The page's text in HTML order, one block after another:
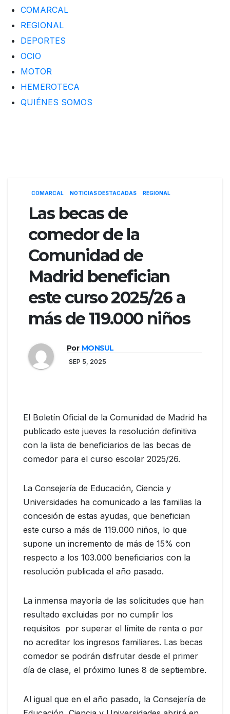
COMARCAL
REGIONAL
DEPORTES
OCIO
MOTOR
HEMEROTECA
QUIÉNES SOMOS
COMARCAL NOTICIAS DESTACADAS REGIONAL
Las becas de
comedor de la
Comunidad de
Madrid benefician
este curso 2025/26 a
más de 119.000 niños
Por MONSUL
SEP 5, 2025
El Boletín Oficial de la Comunidad de Madrid ha
publicado este jueves la resolución definitiva
con la lista de beneficiarios de las becas de
comedor para el curso escolar 2025/26.
La Consejería de Educación, Ciencia y
Universidades ha comunicado a las familias la
concesión de estas ayudas, que benefician
este curso a más de 119.000 niños, lo que
supone un incremento de más de 15% con
respecto a los 103.000 beneficiarios con la
resolución publicada el año pasado.
La inmensa mayoría de las solicitudes que han
resultado excluidas por no cumplir los
requisitos por superar el límite de renta o por
no acreditar los ingresos familiares. Las becas
comedor se podrán disfrutar desde el primer
día de clase, el próximo lunes 8 de septiembre.
Al igual que en el año pasado, la Consejería de